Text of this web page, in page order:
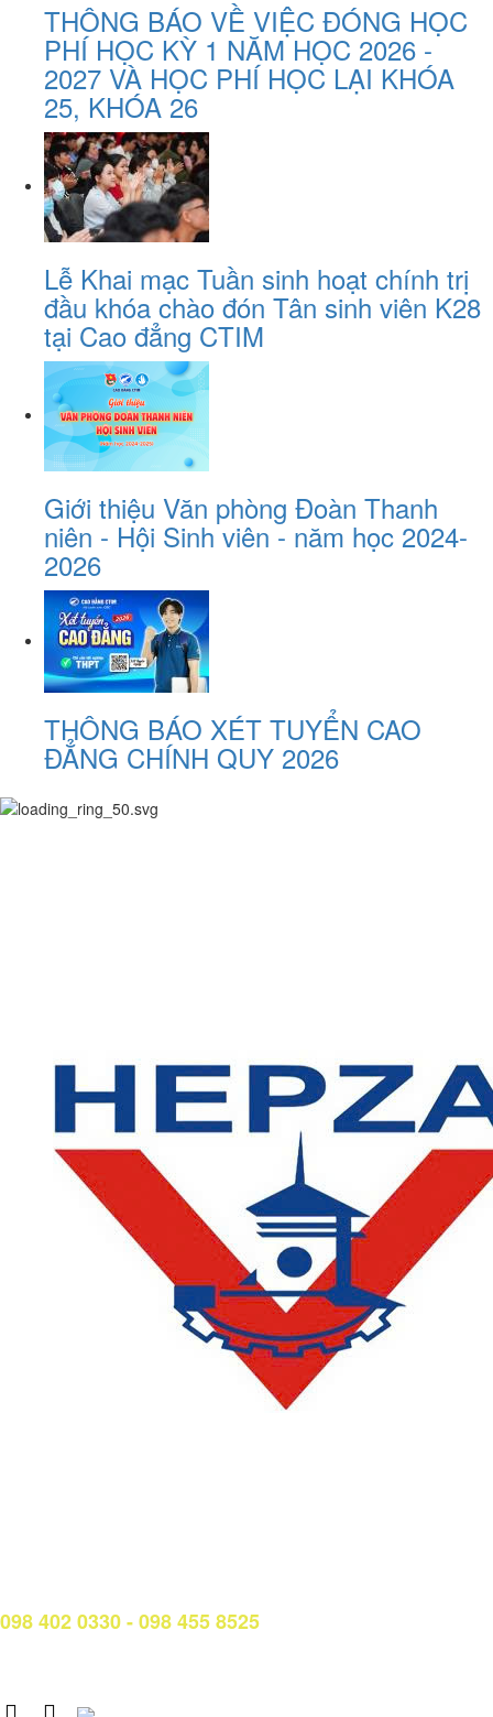
THÔNG BÁO VỀ VIỆC ĐÓNG HỌC
PHÍ HỌC KỲ 1 NĂM HỌC 2026 -
2027 VÀ HỌC PHÍ HỌC LẠI KHÓA
25, KHÓA 26
Lễ Khai mạc Tuần sinh hoạt chính trị
đầu khóa chào đón Tân sinh viên K28
tại Cao đẳng CTIM
Giới thiệu Văn phòng Đoàn Thanh
niên - Hội Sinh viên - năm học 2024-
2026
THÔNG BÁO XÉT TUYỂN CAO
ĐẲNG CHÍNH QUY 2026
098 402 0330 - 098 455 8525